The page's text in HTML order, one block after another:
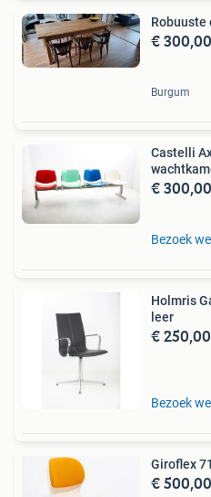
Robuuste
€ 300,00
Burgum
Castelli
€ 300,00
Bezoek
Holmris
leer
€ 250,00
Bezoek
Giroflex
€ 500,00